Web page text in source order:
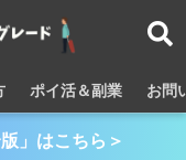
ポイ活＆副業 お問
」はこちら＞